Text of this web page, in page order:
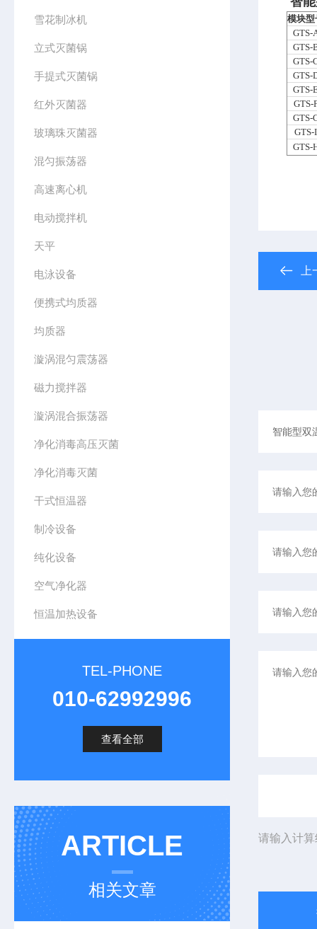
雪花制冰机
立式灭菌锅
手提式灭菌锅
红外灭菌器
玻璃珠灭菌器
混匀振荡器
高速离心机
电动搅拌机
天平
电泳设备
便携式均质器
均质器
漩涡混匀震荡器
磁力搅拌器
漩涡混合振荡器
净化消毒高压灭菌
净化消毒灭菌
干式恒温器
制冷设备
纯化设备
空气净化器
恒温加热设备
TEL-PHONE
010-62992996
查看全部
ARTICLE
相关文章
模块型
GTS-
GTS-
GTS-
GTS-
GTS-
GTS-
GTS-
GTS-I
GTS-
请输入计